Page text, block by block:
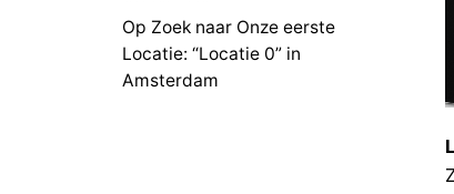
Op Zoek naar Onze eerste
Locatie: “Locatie 0” in
Amsterdam